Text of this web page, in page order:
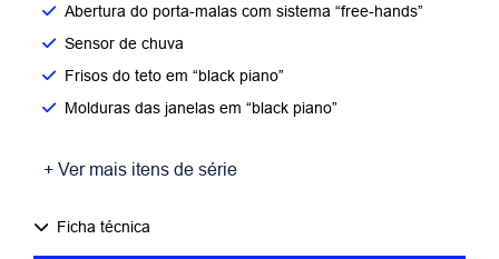
Abertura do porta-malas com sistema “free-hands”
Sensor de chuva
Frisos do teto em “black piano”
Molduras das janelas em “black piano”
+ Ver mais itens de série
Ficha técnica